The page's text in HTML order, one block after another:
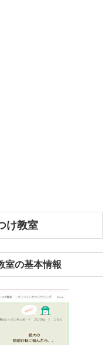
け教室
室の基本情報